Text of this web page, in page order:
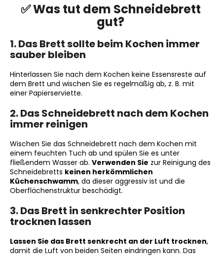
✅ Was tut dem Schneidebrett
gut?
1. Das Brett sollte beim Kochen immer
sauber bleiben
Hinterlassen Sie nach dem Kochen keine Essensreste auf
dem Brett und wischen Sie es regelmäßig ab, z. B. mit
einer Papierserviette.
2. Das Schneidebrett nach dem Kochen
immer reinigen
Wischen Sie das Schneidebrett nach dem Kochen mit
einem feuchten Tuch ab und spülen Sie es unter
fließendem Wasser ab. Verwenden Sie zur Reinigung des
Schneidebretts keinen herkömmlichen
Küchenschwamm, da dieser aggressiv ist und die
Oberflächenstruktur beschädigt.
3. Das Brett in senkrechter Position
trocknen lassen
Lassen Sie das Brett senkrecht an der Luft trocknen,
damit die Luft von beiden Seiten eindringen kann. Das